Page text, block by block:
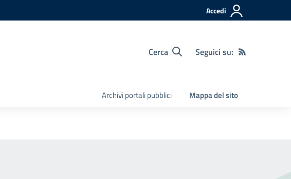
Accedi
Cerca Seguici su:
Archivi portali pubblici Mappa del sito